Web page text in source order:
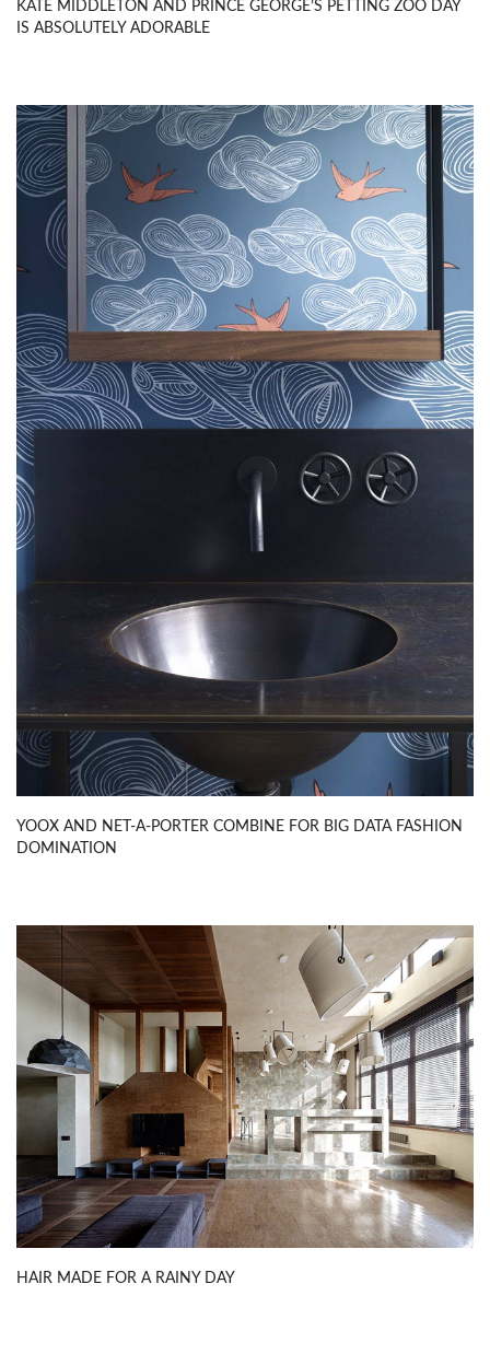
KATE MIDDLETON AND PRINCE GEORGE’S PETTING ZOO DAY
IS ABSOLUTELY ADORABLE
YOOX AND NET-A-PORTER COMBINE FOR BIG DATA FASHION
DOMINATION
HAIR MADE FOR A RAINY DAY